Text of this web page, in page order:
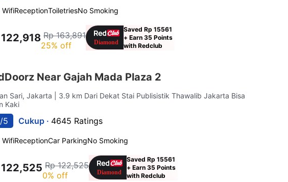
WifiReceptionToiletriesNo Smoking
Rp 163,891
25% off
Saved Rp 15561
+ Earn 35 Points
with Redclub
Near Gajah Mada Plaza 2
Sari, Jakarta
| 3.9 km Dari Dekat Stai Publisistik Thawalib Jakarta Bisa
Kaki
5 Cukup · 4645 Ratings
WifiReceptionCar ParkingNo Smoking
122,525 Rp 122,525
0% off
Saved Rp 15561
+ Earn 35 Points
with Redclub